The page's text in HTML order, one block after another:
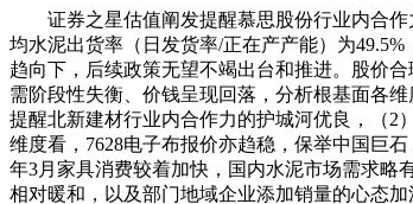
证券之星估值阐发提醒慕思股份行业内合作
均水泥出货率（日发货率/正在产产能）为
趋向下，后续政策无望不竭出台和推进。股价
需阶段性失衡、价钱呈现回落，分析根基面各
提醒北新建材行业内合作力的护城河优良，（2
维度看，7628电子布报价亦趋稳，保举中国巨
年3月家具消费较着加快，国内水泥市场需求略
相对暖和，以及部门地域企业添加销量的心态